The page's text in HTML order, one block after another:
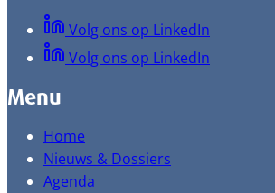
Volg ons op LinkedIn
Volg ons op LinkedIn
Menu
Home
Nieuws & Dossiers
Agenda